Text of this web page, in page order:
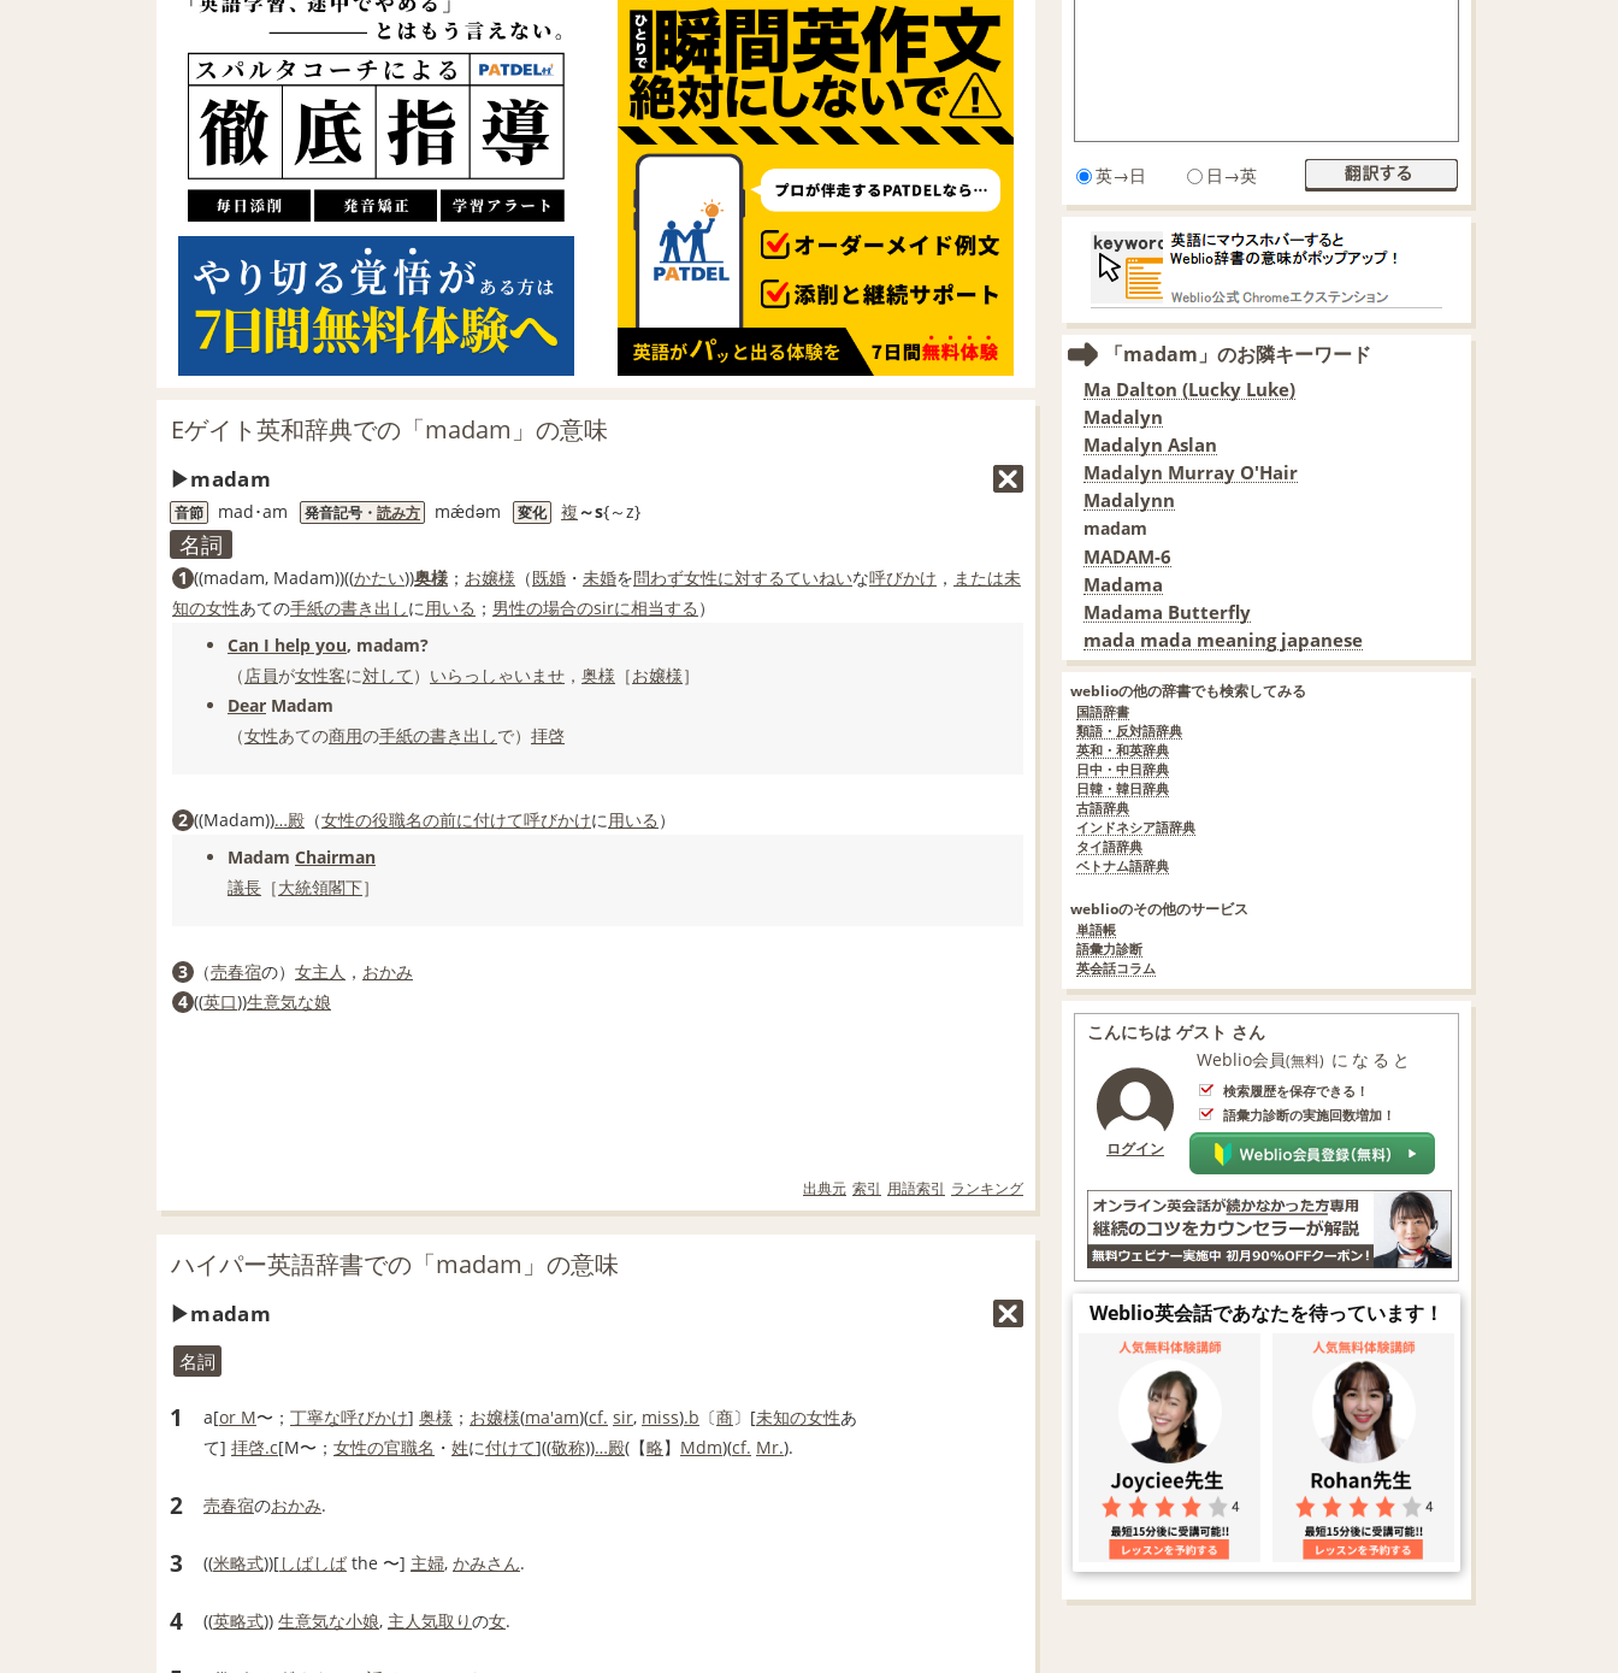
Eゲイト英和辞典での「madam」の意味
madam
音節 mad･am 発音記号・ 読み方 mǽdəm 変化 複 ～s{～z}
名詞
1 ((madam, Madam))((かたい))奥様 ； お嬢様 （既婚 ・ 未婚を問わず女性に対するていねいな呼びかけ ， または未
知の女性あての手紙の書き出しに用いる ； 男性の場合のsirに相当する ）
Can I help you, madam?
（店員が女性客に対して ） いらっしゃいませ ， 奥様 ［お嬢様］
Dear Madam
（女性あての商用の手紙の書き出しで） 拝啓
2 ((Madam))…殿 （女性の役職名の前に付けて呼びかけに用いる ）
Madam Chairman
議長 ［大統領閣下］
3 （売春宿の） 女主人 ， おかみ
4 ((英口))生意気な娘
出典元 索引 用語索引 ランキング
ハイパー英語辞書での「madam」の意味
madam
名詞
1 a[or M〜； 丁寧な呼びかけ] 奥様 ； お嬢様(ma'am)(cf. sir, miss).b 〔商〕[未知の女性あ
て] 拝啓.c[M〜； 女性の官職名 ・ 姓に付けて]((敬称))…殿(【略】 Mdm)(cf. Mr.).
2 売春宿のおかみ.
3 ((米略式))[しばしば the 〜] 主婦, かみさん.
4 ((英略式)) 生意気な小娘, 主人気取りの女.
英→日 日→英
「madam」のお隣キーワード
Ma Dalton (Lucky Luke)
Madalyn
Madalyn Aslan
Madalyn Murray O'Hair
Madalynn
madam
MADAM-6
Madama
Madama Butterfly
mada mada meaning japanese
weblioの他の辞書でも検索してみる
国語辞書
類語・反対語辞典
英和・和英辞典
日中・中日辞典
日韓・韓日辞典
古語辞典
インドネシア語辞典
タイ語辞典
ベトナム語辞典
weblioのその他のサービス
単語帳
語彙力診断
英会話コラム
こんにちは ゲスト さん
ログイン
Weblio会員(無料) になると
検索履歴を保存できる！
語彙力診断の実施回数増加！
Weblio英会話であなたを待っています！